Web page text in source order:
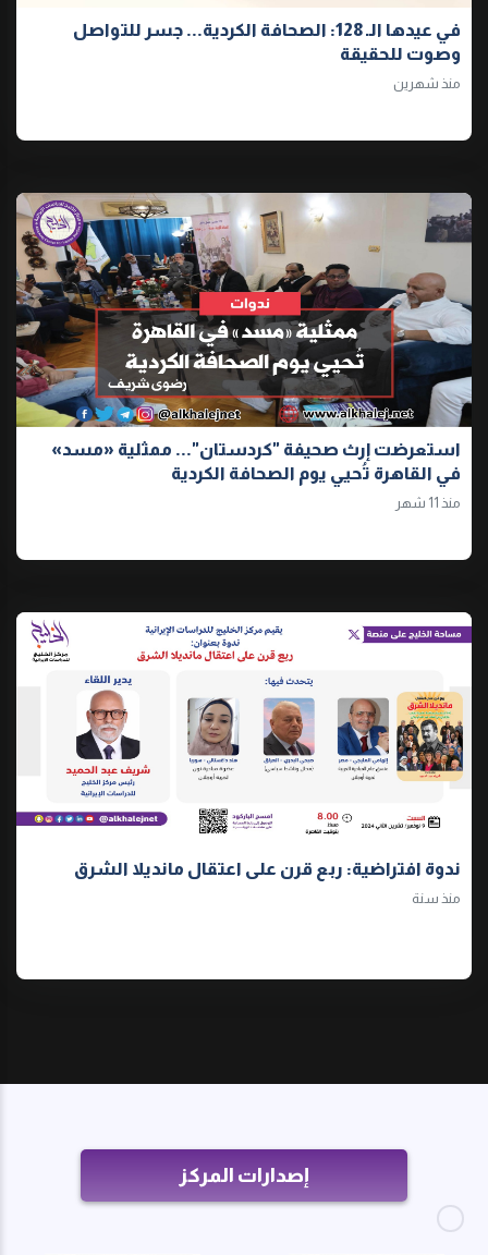
في عيدها الـ 128: الصحافة الكردية... جسر للتواصل
وصوت للحقيقة
منذ شهرين
استعرضت إرث صحيفة "كردستان"... ممثلية «مسد»
في القاهرة تُحيي يوم الصحافة الكردية
منذ 11 شهر
ندوة افتراضية: ربع قرن على اعتقال مانديلا الشرق
منذ سنة
إصدارات المركز